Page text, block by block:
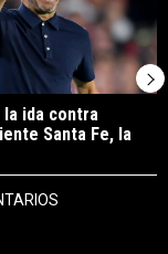
la ida contra
Santa Fe, la